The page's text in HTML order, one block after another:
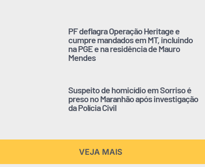
PF deflagra Operação Heritage e
cumpre mandados em MT, incluindo
na PGE e na residência de Mauro
Mendes
Suspeito de homicídio em Sorriso é
preso no Maranhão após investigação
da Polícia Civil
VEJA MAIS